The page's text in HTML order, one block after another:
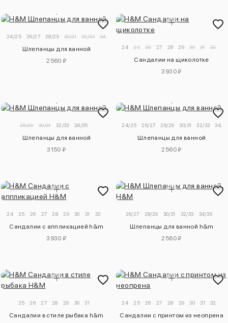
24/25 26/27 28/29 30/31 32/33 34/35
Шлепанцы для ванной
2560 ₽
24 25 26 27 28 29 30 31 32
Сандалии на щиколотке
3930 ₽
28/29 30/31 32/33 34/35
Шлепанцы для ванной
3150 ₽
24/25 26/27 28/29 30/31 32/33 34/
Шлепанцы для ванной
2560 ₽
24 25 26 27 28 29 30 31 32
Сандалии с аппликацией h&m
3930 ₽
26/27 28/29 30/31 32/33 34/35
Шлепанцы для ванной h&m
2560 ₽
25 26 27 28 29 30 31
Сандалии в стиле рыбака h&m
24 25 26 27 28 29 30 31 32
Сандалии с принтом из неопрена